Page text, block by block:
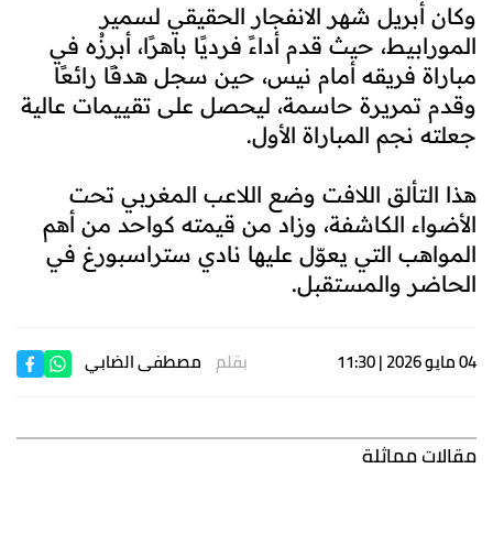
وكان أبريل شهر الانفجار الحقيقي لسمير
المورابيط، حيث قدم أداءً فرديًا باهرًا، أبرزُه في
مباراة فريقه أمام نيس، حين سجل هدفًا رائعًا
وقدم تمريرة حاسمة، ليحصل على تقييمات عالية
جعلته نجم المباراة الأول.
هذا التألق اللافت وضع اللاعب المغربي تحت
الأضواء الكاشفة، وزاد من قيمته كواحد من أهم
المواهب التي يعوّل عليها نادي ستراسبورغ في
الحاضر والمستقبل.
04 مايو 2026 | 11:30 بقلم مصطفى الضابي
مقالات مماثلة